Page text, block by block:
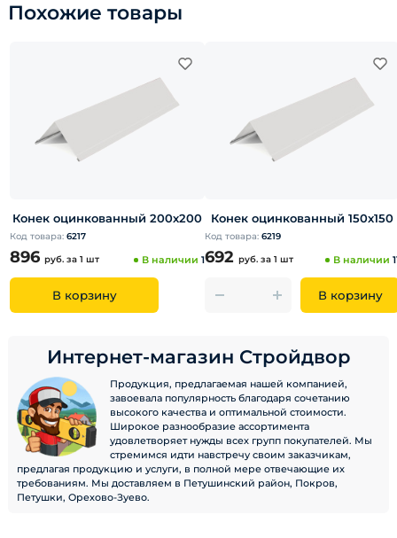
Похожие товары
Конек оцинкованный 200х200
Код товара: 6217
896 руб. за 1 шт В наличии 1
В корзину
Конек оцинкованный 150х150
Код товара: 6219
692 руб. за 1 шт В наличии
В корзину
Интернет-магазин Стройдвор
Продукция, предлагаемая нашей компанией,
завоевала популярность благодаря сочетанию
высокого качества и оптимальной стоимости.
Широкое разнообразие ассортимента
удовлетворяет нужды всех групп покупателей. Мы
стремимся идти навстречу своим заказчикам,
предлагая продукцию и услуги, в полной мере отвечающие их
требованиям. Мы доставляем в Петушинский район, Покров,
Петушки, Орехово-Зуево.